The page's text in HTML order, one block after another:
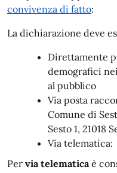
convivenza di fatto:
La dichiarazione deve
Direttamente
demografici
al pubblico
Via posta
Comune di
Sesto 1, 21018
Via telematica:
Per via telematicaè